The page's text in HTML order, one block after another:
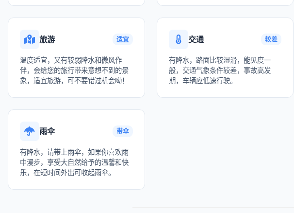
旅游 适宜
温度适宜，又有较弱降水和微风作
伴，会给您的旅行带来意想不到的景
象，适宜旅游，可不要错过机会呦！
交通 较差
有降水，路面比较湿滑，能见度一
般，交通气象条件较差，事故高发
期，车辆应低速行驶。
雨伞 带伞
有降水，请带上雨伞，如果你喜欢雨
中漫步，享受大自然给予的温馨和快
乐，在短时间外出可收起雨伞。